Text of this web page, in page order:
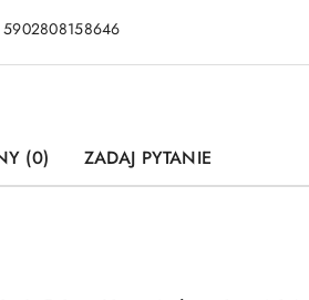
5902808158646
(0) ZADAJ PYTANIE